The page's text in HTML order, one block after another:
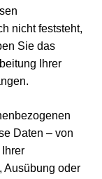
nicht feststeht,
Sie das
Ihrer
Daten – von
Ausübung oder